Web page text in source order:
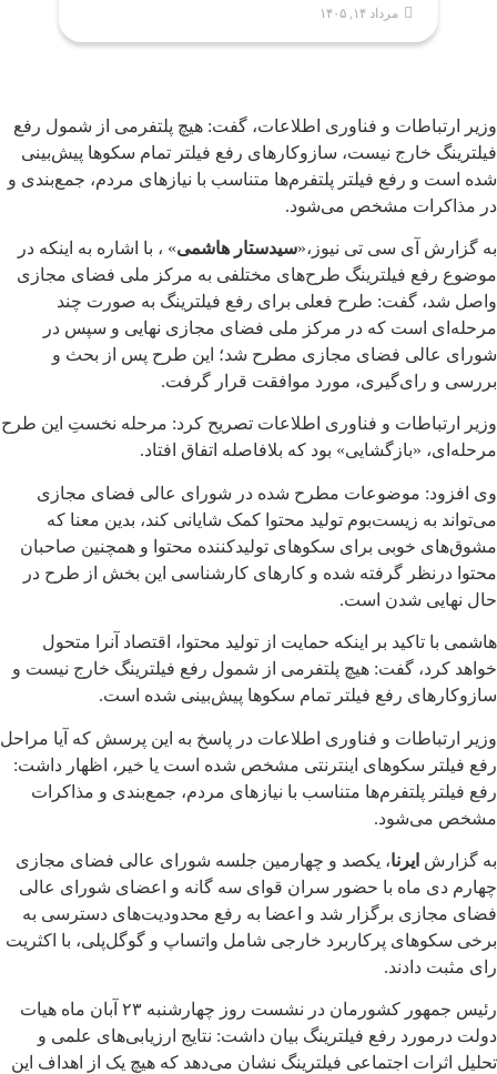
مرداد ۱۴, ۱۴۰۵
وزیر ارتباطات و فناوری اطلاعات، گفت: هیچ پلتفرمی از شمول رفع
فیلترینگ خارج نیست، سازوکارهای رفع فیلتر تمام سکوها پیش‌بینی
شده است و رفع فیلتر پلتفرم‌ها متناسب با نیازهای مردم، جمع‌بندی و
در مذاکرات مشخص می‌شود.
به گزارش آی سی تی نیوز،«سیدستار هاشمی» ، با اشاره به اینکه در
موضوع رفع فیلترینگ طرح‌های مختلفی به مرکز ملی فضای مجازی
واصل شد، گفت: طرح فعلی برای رفع فیلترینگ به صورت چند
مرحله‌ای است که در مرکز ملی فضای مجازی نهایی و سپس در
شورای عالی فضای مجازی مطرح شد؛ این طرح پس از بحث و
بررسی‌ و رای‌گیری، مورد موافقت قرار گرفت.
وزیر ارتباطات و فناوری اطلاعات تصریح کرد: مرحله نخستِ این طرح
مرحله‌ای، «بازگشایی» بود که بلافاصله اتفاق افتاد.
وی افزود: موضوعات مطرح شده در شورای عالی فضای مجازی
می‌تواند به زیست‌بوم تولید محتوا کمک شایانی کند، بدین معنا که
مشوق‌های خوبی برای سکوهای تولیدکننده محتوا و همچنین صاحبان
محتوا درنظر گرفته شده و کارهای کارشناسی این بخش از طرح در
حال نهایی شدن است.
هاشمی با تاکید بر اینکه حمایت از تولید محتوا، اقتصاد آنرا متحول
خواهد کرد، گفت: هیچ پلتفرمی از شمول رفع فیلترینگ خارج نیست و
سازوکارهای رفع فیلتر تمام سکوها پیش‌بینی شده است.
وزیر ارتباطات و فناوری اطلاعات در پاسخ به این پرسش که آیا مراحل
رفع فیلتر سکوهای اینترنتی مشخص شده است یا خیر، اظهار داشت:
رفع فیلتر پلتفرم‌ها متناسب با نیازهای مردم، جمع‌بندی و مذاکرات
مشخص می‌شود.
به گزارش ایرنا،‌ یکصد و چهارمین جلسه شورای عالی فضای مجازی
چهارم دی ماه با حضور سران قوای سه گانه و اعضای شورای عالی
فضای مجازی برگزار شد و اعضا به رفع محدودیت‌های دسترسی به
برخی سکوهای پرکاربرد خارجی شامل واتساپ و گوگل‌پلی، با اکثریت
رای مثبت دادند.
رئیس جمهور کشورمان در نشست روز چهارشنبه ۲۳ آبان ماه هیات
دولت درمورد رفع فیلترینگ بیان داشت: نتایج ارزیابی‌های علمی و
تحلیل اثرات اجتماعی فیلترینگ نشان می‌دهد که هیچ یک از اهداف این